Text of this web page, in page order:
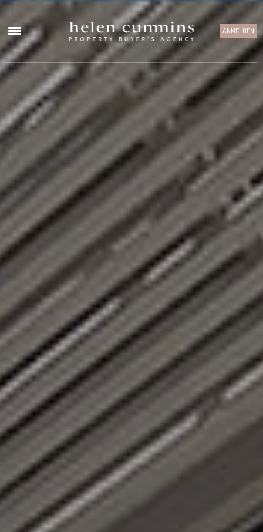
ANMELDEN